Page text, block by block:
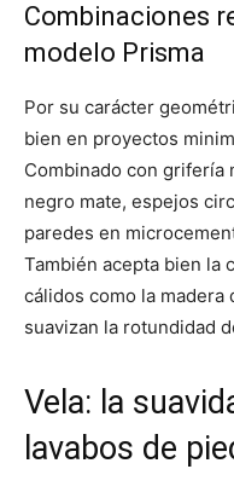
Combinaciones
modelo Prisma
Por su carácter
bien en proyectos
Combinado con grifería
negro mate, espejos
paredes en
También acepta bien la
cálidos como la madera
suavizan la rotundidad
Vela: la
lavabos de